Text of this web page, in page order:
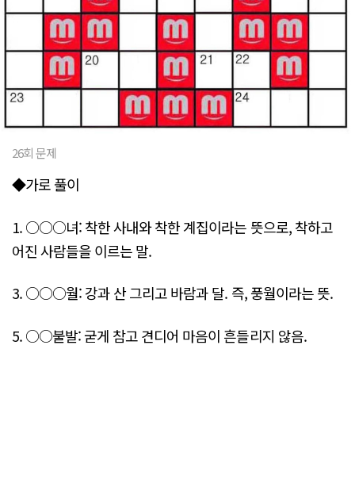
26회 문제
◆가로 풀이
1. ○○○녀: 착한 사내와 착한 계집이라는 뜻으로, 착하고
어진 사람들을 이르는 말.
3. ○○○월: 강과 산 그리고 바람과 달. 즉, 풍월이라는 뜻.
5. ○○불발: 굳게 참고 견디어 마음이 흔들리지 않음.